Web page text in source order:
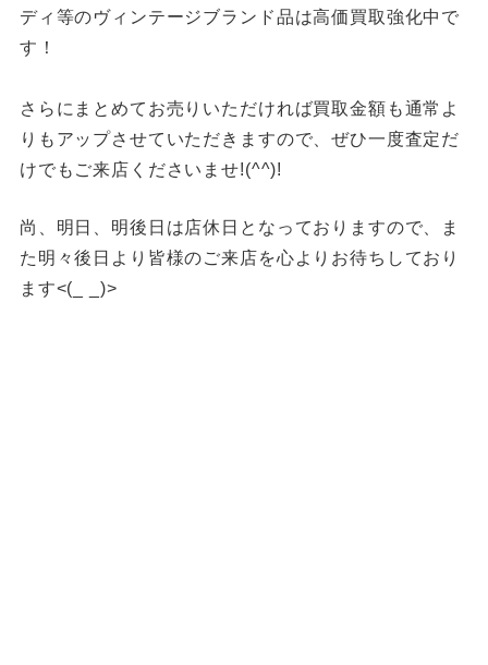
ディ等のヴィンテージブランド品は高価買取強化中で
す！
さらにまとめてお売りいただければ買取金額も通常よ
りもアップさせていただきますので、ぜひ一度査定だ
けでもご来店くださいませ!(^^)!
尚、明日、明後日は店休日となっておりますので、ま
た明々後日より皆様のご来店を心よりお待ちしており
ます<(_ _)>